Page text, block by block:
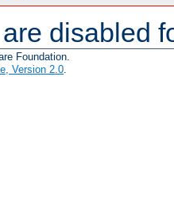
disabled
Foundation.
Version 2.0.